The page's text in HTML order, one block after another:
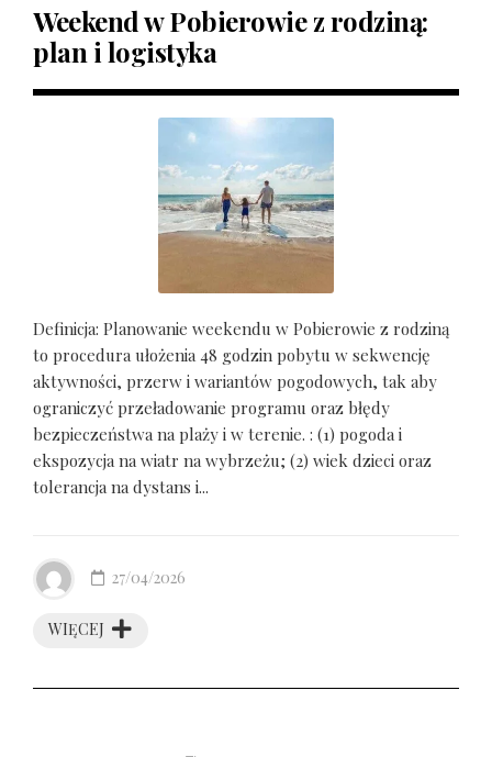
Weekend w Pobierowie z rodziną:
plan i logistyka
Definicja: Planowanie weekendu w Pobierowie z rodziną
to procedura ułożenia 48 godzin pobytu w sekwencję
aktywności, przerw i wariantów pogodowych, tak aby
ograniczyć przeładowanie programu oraz błędy
bezpieczeństwa na plaży i w terenie. : (1) pogoda i
ekspozycja na wiatr na wybrzeżu; (2) wiek dzieci oraz
tolerancja na dystans i...
WIĘCEJ
27/04/2026